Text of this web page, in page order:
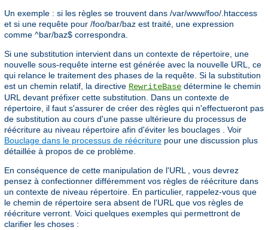
Un exemple : si les règles se trouvent dans /var/www/foo/.htaccess
et si une requête pour /foo/bar/baz est traité, une expression
comme ^bar/baz$ correspondra.
Si une substitution intervient dans un contexte de répertoire, une
nouvelle sous-requête interne est générée avec la nouvelle URL, ce
qui relance le traitement des phases de la requête. Si la substitution
est un chemin relatif, la directive RewriteBase détermine le chemin
URL devant préfixer cette substitution. Dans un contexte de
répertoire, il faut s'assurer de créer des règles qui n'effectueront pas
de substitution au cours d'une passe ultérieure du processus de
réécriture au niveau répertoire afin d'éviter les bouclages . Voir
Bouclage dans le processus de réécriture pour une discussion plus
détaillée à propos de ce problème.
En conséquence de cette manipulation de l'URL , vous devrez
pensez à confectionner différemment vos règles de réécriture dans
un contexte de niveau répertoire. En particulier, rappelez-vous que
le chemin de répertoire sera absent de l'URL que vos règles de
réécriture verront. Voici quelques exemples qui permettront de
clarifier les choses :